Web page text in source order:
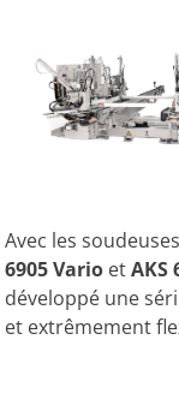
Avec les
6905 Vario etAKS
développé une
et extrêmement